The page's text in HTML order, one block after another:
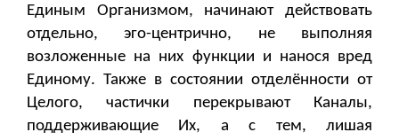
Единым Организмом, начинают действовать
отдельно, эго-центрично, не выполняя
возложенные на них функции и нанося вред
Единому. Также в состоянии отделённости от
Целого, частички перекрывают Каналы,
поддерживающие Их, а с тем, лишая